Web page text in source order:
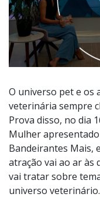
O universo pet e os
veterinária sempre
Prova disso, no dia
Mulher
Bandeirantes Mais,
atração vai ao ar às
vai tratar sobre
universo veterinário.